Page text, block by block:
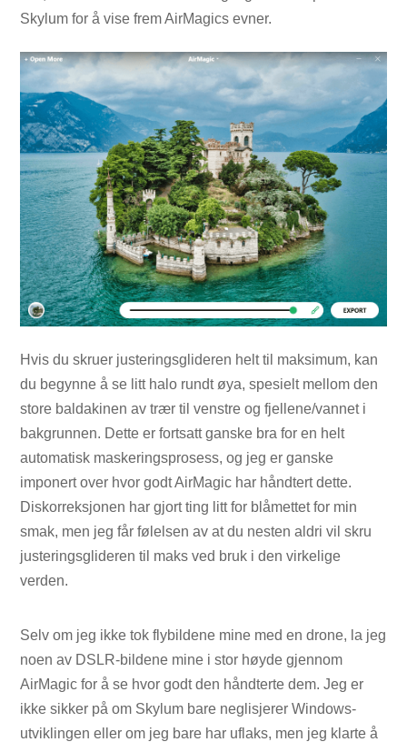
Skylum for å vise frem AirMagics evner.
Hvis du skruer justeringsglideren helt til maksimum, kan
du begynne å se litt halo rundt øya, spesielt mellom den
store baldakinen av trær til venstre og fjellene/vannet i
bakgrunnen. Dette er fortsatt ganske bra for en helt
automatisk maskeringsprosess, og jeg er ganske
imponert over hvor godt AirMagic har håndtert dette.
Diskorreksjonen har gjort ting litt for blåmettet for min
smak, men jeg får følelsen av at du nesten aldri vil skru
justeringsglideren til maks ved bruk i den virkelige
verden.
Selv om jeg ikke tok flybildene mine med en drone, la jeg
noen av DSLR-bildene mine i stor høyde gjennom
AirMagic for å se hvor godt den håndterte dem. Jeg er
ikke sikker på om Skylum bare neglisjerer Windows-
utviklingen eller om jeg bare har uflaks, men jeg klarte å